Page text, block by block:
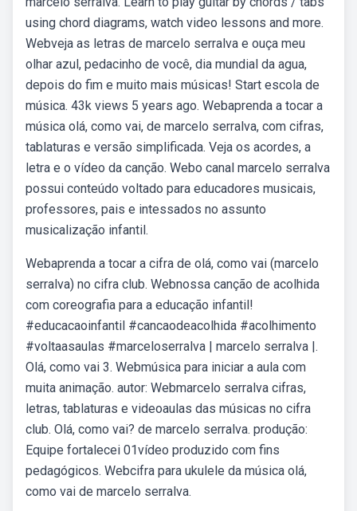
using chord diagrams, watch video lessons and more.
Webveja as letras de marcelo serralva e ouça meu
olhar azul, pedacinho de você, dia mundial da agua,
depois do fim e muito mais músicas! Start escola de
música. 43k views 5 years ago. Webaprenda a tocar a
música olá, como vai, de marcelo serralva, com cifras,
tablaturas e versão simplificada. Veja os acordes, a
letra e o vídeo da canção. Webo canal marcelo serralva
possui conteúdo voltado para educadores musicais,
professores, pais e intessados no assunto
musicalização infantil.
Webaprenda a tocar a cifra de olá, como vai (marcelo
serralva) no cifra club. Webnossa canção de acolhida
com coreografia para a educação infantil!
#educacaoinfantil #cancaodeacolhida #acolhimento
#voltaasaulas #marceloserralva | marcelo serralva |.
Olá, como vai 3. Webmúsica para iniciar a aula com
muita animação. autor: Webmarcelo serralva cifras,
letras, tablaturas e videoaulas das músicas no cifra
club. Olá, como vai? de marcelo serralva. produção:
Equipe fortalecei 01vídeo produzido com fins
pedagógicos. Webcifra para ukulele da música olá,
como vai de marcelo serralva.